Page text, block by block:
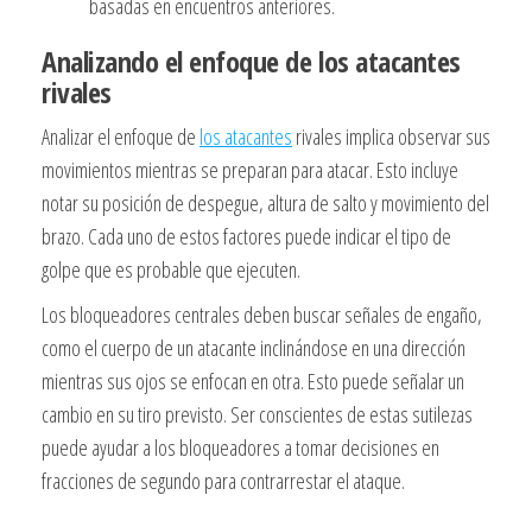
Analizando el enfoque de los atacantes
rivales
Analizar el enfoque de los atacantes rivales implica observar sus
movimientos mientras se preparan para atacar. Esto incluye
notar su posición de despegue, altura de salto y movimiento del
brazo. Cada uno de estos factores puede indicar el tipo de
golpe que es probable que ejecuten.
Los bloqueadores centrales deben buscar señales de engaño,
como el cuerpo de un atacante inclinándose en una dirección
mientras sus ojos se enfocan en otra. Esto puede señalar un
cambio en su tiro previsto. Ser conscientes de estas sutilezas
puede ayudar a los bloqueadores a tomar decisiones en
fracciones de segundo para contrarrestar el ataque.